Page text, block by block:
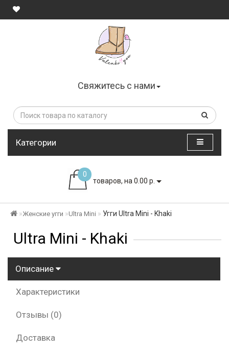
Свяжитесь с нами
Категории
0
товаров, на 0.00 р.
Женские угги Ultra Mini Угги Ultra Mini - Khaki
Ultra Mini - Khaki
Описание
Характеристики
Отзывы (0)
Доставка